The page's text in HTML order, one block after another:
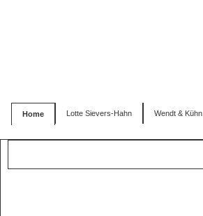
Home Lotte Sievers-Hahn Wendt & Kühn